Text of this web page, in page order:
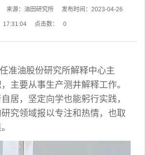
来源：油田研究所 发布时间：2023-04-26
17:31:04 点击数： 0
准油股份研究所解释中心主
主要从事生产测井解释工作。
居，坚定向学也能躬行实践，
究领域报以专注和热情，也取